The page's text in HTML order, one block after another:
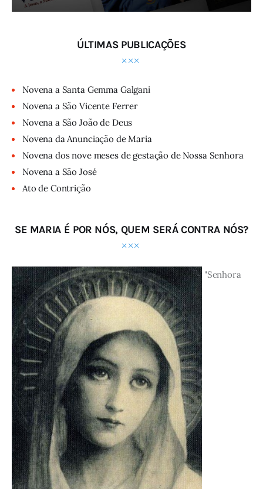
ÚLTIMAS PUBLICAÇÕES
Novena a Santa Gemma Galgani
Novena a São Vicente Ferrer
Novena a São João de Deus
Novena da Anunciação de Maria
Novena dos nove meses de gestação de Nossa Senhora
Novena a São José
Ato de Contrição
SE MARIA É POR NÓS, QUEM SERÁ CONTRA NÓS?
"Senhora